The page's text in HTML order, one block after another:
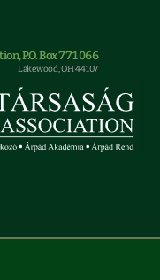
P.O. Box 771066
Lakewood, OH 44107